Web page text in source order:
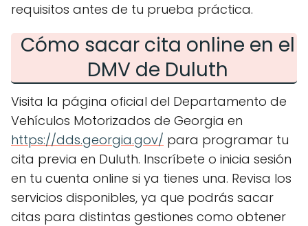
requisitos antes de tu prueba práctica.
Cómo sacar cita online en el
DMV de Duluth
Visita la página oficial del Departamento de
Vehículos Motorizados de Georgia en
https://dds.georgia.gov/ para programar tu
cita previa en Duluth. Inscríbete o inicia sesión
en tu cuenta online si ya tienes una. Revisa los
servicios disponibles, ya que podrás sacar
citas para distintas gestiones como obtener